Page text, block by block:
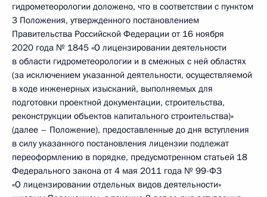
гидрометеорологии доложено, что в соответствии с пунктом
3 Положения, утвержденного постановлением
Правительства Российской Федерации от 16 ноября
2020 года № 1845 «О лицензировании деятельности
в области гидрометеорологии и в смежных с ней областях
(за исключением указанной деятельности, осуществляемой
в ходе инженерных изысканий, выполняемых для
подготовки проектной документации, строительства,
реконструкции объектов капитального строительства)»
(далее – Положение), предоставленные до дня вступления
в силу указанного постановления лицензии подлежат
переоформлению в порядке, предусмотренном статьей 18
Федерального закона от 4 мая 2011 года № 99-ФЗ
«О лицензировании отдельных видов деятельности»